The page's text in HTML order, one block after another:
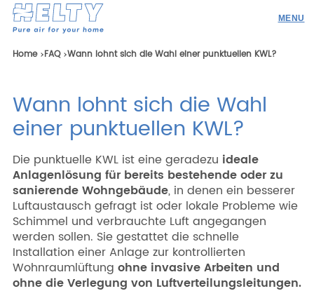
Ricerca
Produkte
Projekte
Ressourcen
Angebotsanfrage
Werden Sie Händler
Home FAQ Wann lohnt sich die Wahl einer punktuellen KWL?
Wann lohnt sich die Wahl
einer punktuellen KWL?
Die punktuelle KWL ist eine geradezu ideale
Anlagenlösung für bereits bestehende oder zu
sanierende Wohngebäude, in denen ein besserer
Luftaustausch gefragt ist oder lokale Probleme wie
Schimmel und verbrauchte Luft angegangen
werden sollen. Sie gestattet die schnelle
Installation einer Anlage zur kontrollierten
Wohnraumlüftung ohne invasive Arbeiten und
ohne die Verlegung von Luftverteilungsleitungen.